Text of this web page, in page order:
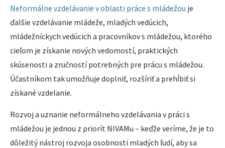
Neformálne vzdelávanie v oblasti práce s mládežou je
ďalšie vzdelávanie mládeže, mladých vedúcich,
mládežníckych vedúcich a pracovníkov s mládežou, ktorého
cieľom je získanie nových vedomostí, praktických
skúsenosti a zručností potrebných pre prácu s mládežou.
Účastníkom tak umožňuje doplniť, rozšíriť a prehĺbiť si
získané vzdelanie.
Rozvoj a uznanie neformálneho vzdelávania v práci s
mládežou je jednou z priorít NIVAMu – keďže veríme, že je to
dôležitý nástroj rozvoja osobnosti mladých ľudí, aby sa